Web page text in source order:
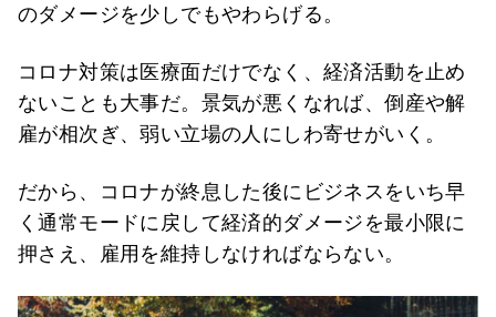
のダメージを少しでもやわらげる。
コロナ対策は医療面だけでなく、経済活動を止め
ないことも大事だ。景気が悪くなれば、倒産や解
雇が相次ぎ、弱い立場の人にしわ寄せがいく。
だから、コロナが終息した後にビジネスをいち早
く通常モードに戻して経済的ダメージを最小限に
押さえ、雇用を維持しなければならない。